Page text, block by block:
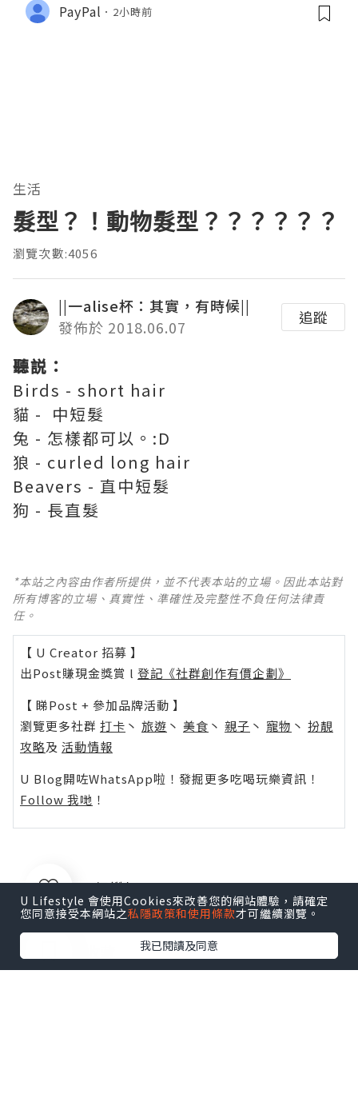
PayPal 2小時前
生活
髮型？！動物髮型？？？？？？
瀏覽次數:4056
||一alise杯：其實，有時候||
發佈於 2018.06.07
追蹤
聽説：
Birds - short hair
貓 - 中短髮
兔 - 怎樣都可以。:D
狼 - curled long hair
Beavers - 直中短髮
狗 - 長直髮
*本站之內容由作者所提供，並不代表本站的立場。因此本站對
所有博客的立場、真實性、準確性及完整性不負任何法律責
任。
【 U Creator 招募 】
出Post賺現金獎賞 l 登記《社群創作有價企劃》
【 睇Post + 參加品牌活動 】
瀏覽更多社群 打卡 丶 旅遊 丶 美食 丶 親子 丶 寵物 丶 扮靚
攻略及 活動情報
U Blog開咗WhatsApp啦！發掘更多吃喝玩樂資訊！
Follow 我哋 ！
0個讚好
U Lifestyle 會使用Cookies來改善您的網站體驗，請確定
您同意接受本網站之私隱政策和使用條款才可繼續瀏覽。
我已閱讀及同意